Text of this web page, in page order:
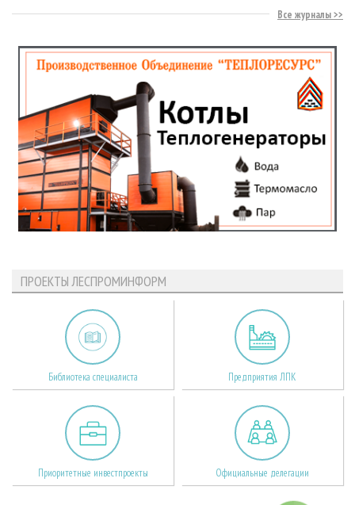
Все журналы
ПРОЕКТЫ ЛЕСПРОМИНФОРМ
Библиотека специалиста Предприятия ЛПК
Приоритетные инвестпроекты Официальные делегации